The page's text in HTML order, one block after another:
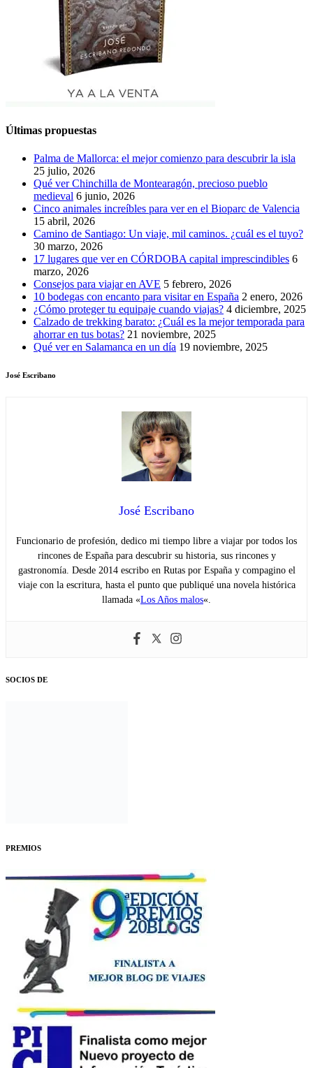
Últimas propuestas
Palma de Mallorca: el mejor comienzo para descubrir la isla
25 julio, 2026
Qué ver Chinchilla de Montearagón, precioso pueblo
medieval 6 junio, 2026
Cinco animales increíbles para ver en el Bioparc de Valencia
15 abril, 2026
Camino de Santiago: Un viaje, mil caminos. ¿cuál es el tuyo?
30 marzo, 2026
17 lugares que ver en CÓRDOBA capital imprescindibles 6
marzo, 2026
Consejos para viajar en AVE 5 febrero, 2026
10 bodegas con encanto para visitar en España 2 enero, 2026
¿Cómo proteger tu equipaje cuando viajas? 4 diciembre, 2025
Calzado de trekking barato: ¿Cuál es la mejor temporada para
ahorrar en tus botas? 21 noviembre, 2025
Qué ver en Salamanca en un día 19 noviembre, 2025
José Escribano
José Escribano
Funcionario de profesión, dedico mi tiempo libre a viajar por todos los
rincones de España para descubrir su historia, sus rincones y
gastronomía. Desde 2014 escribo en Rutas por España y compagino el
viaje con la escritura, hasta el punto que publiqué una novela histórica
llamada «Los Años malos«.
SOCIOS DE
PREMIOS